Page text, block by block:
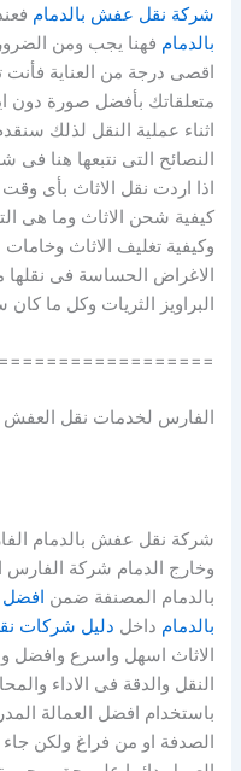
شركة نقل عفش بالدمام
بالدمام فهنا يجب ومن
اقصى درجة من العناية
متعلقاتك بأفضل صورة دون
اثناء عملية النقل لذلك
النصائح التى نتبعها هنا فى
اذا اردت نقل الاثاث بأى
كيفية شحن الاثاث وما هى
وكيفية تغليف الاثاث
الاغراض الحساسة فى نقلها
البراويز الثريات وكل ما
الفارس لخدمات نقل العفش
شركة نقل عفش بالدمام
وخارج الدمام شركة
بالدمام المصنفة ضمن
بالدمام داخل دليل شركات
الاثاث اسهل واسرع وافضل
النقل والدقة فى الاداء
باستخدام افضل العمالة
الصدفة او من فراغ ولكن جاء